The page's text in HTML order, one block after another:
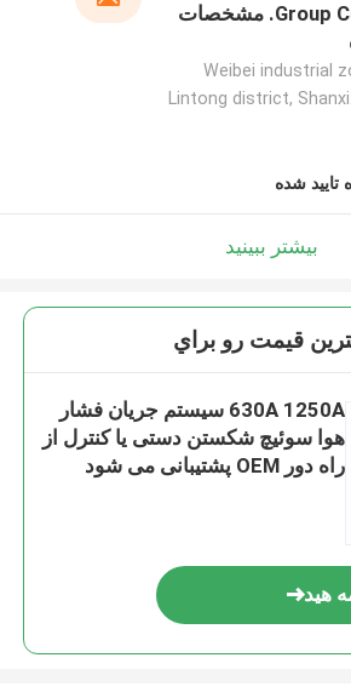
Group Co., Ltd. مشخصات
Weibei industrial
Lintong district,
تایید شده
بیشتر ببینید
قيمت رو براي
630A 1250A سیستم جریان فشار
هوا سوئیچ شکستن دستی یا کنترل از
راه دور OEM پشتیبانی می شود
هید